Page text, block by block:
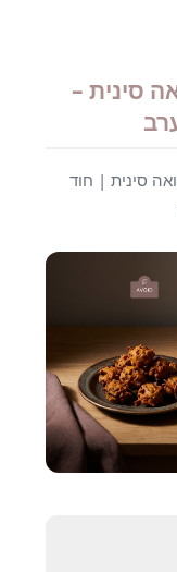
סינית –
סינית | חוד